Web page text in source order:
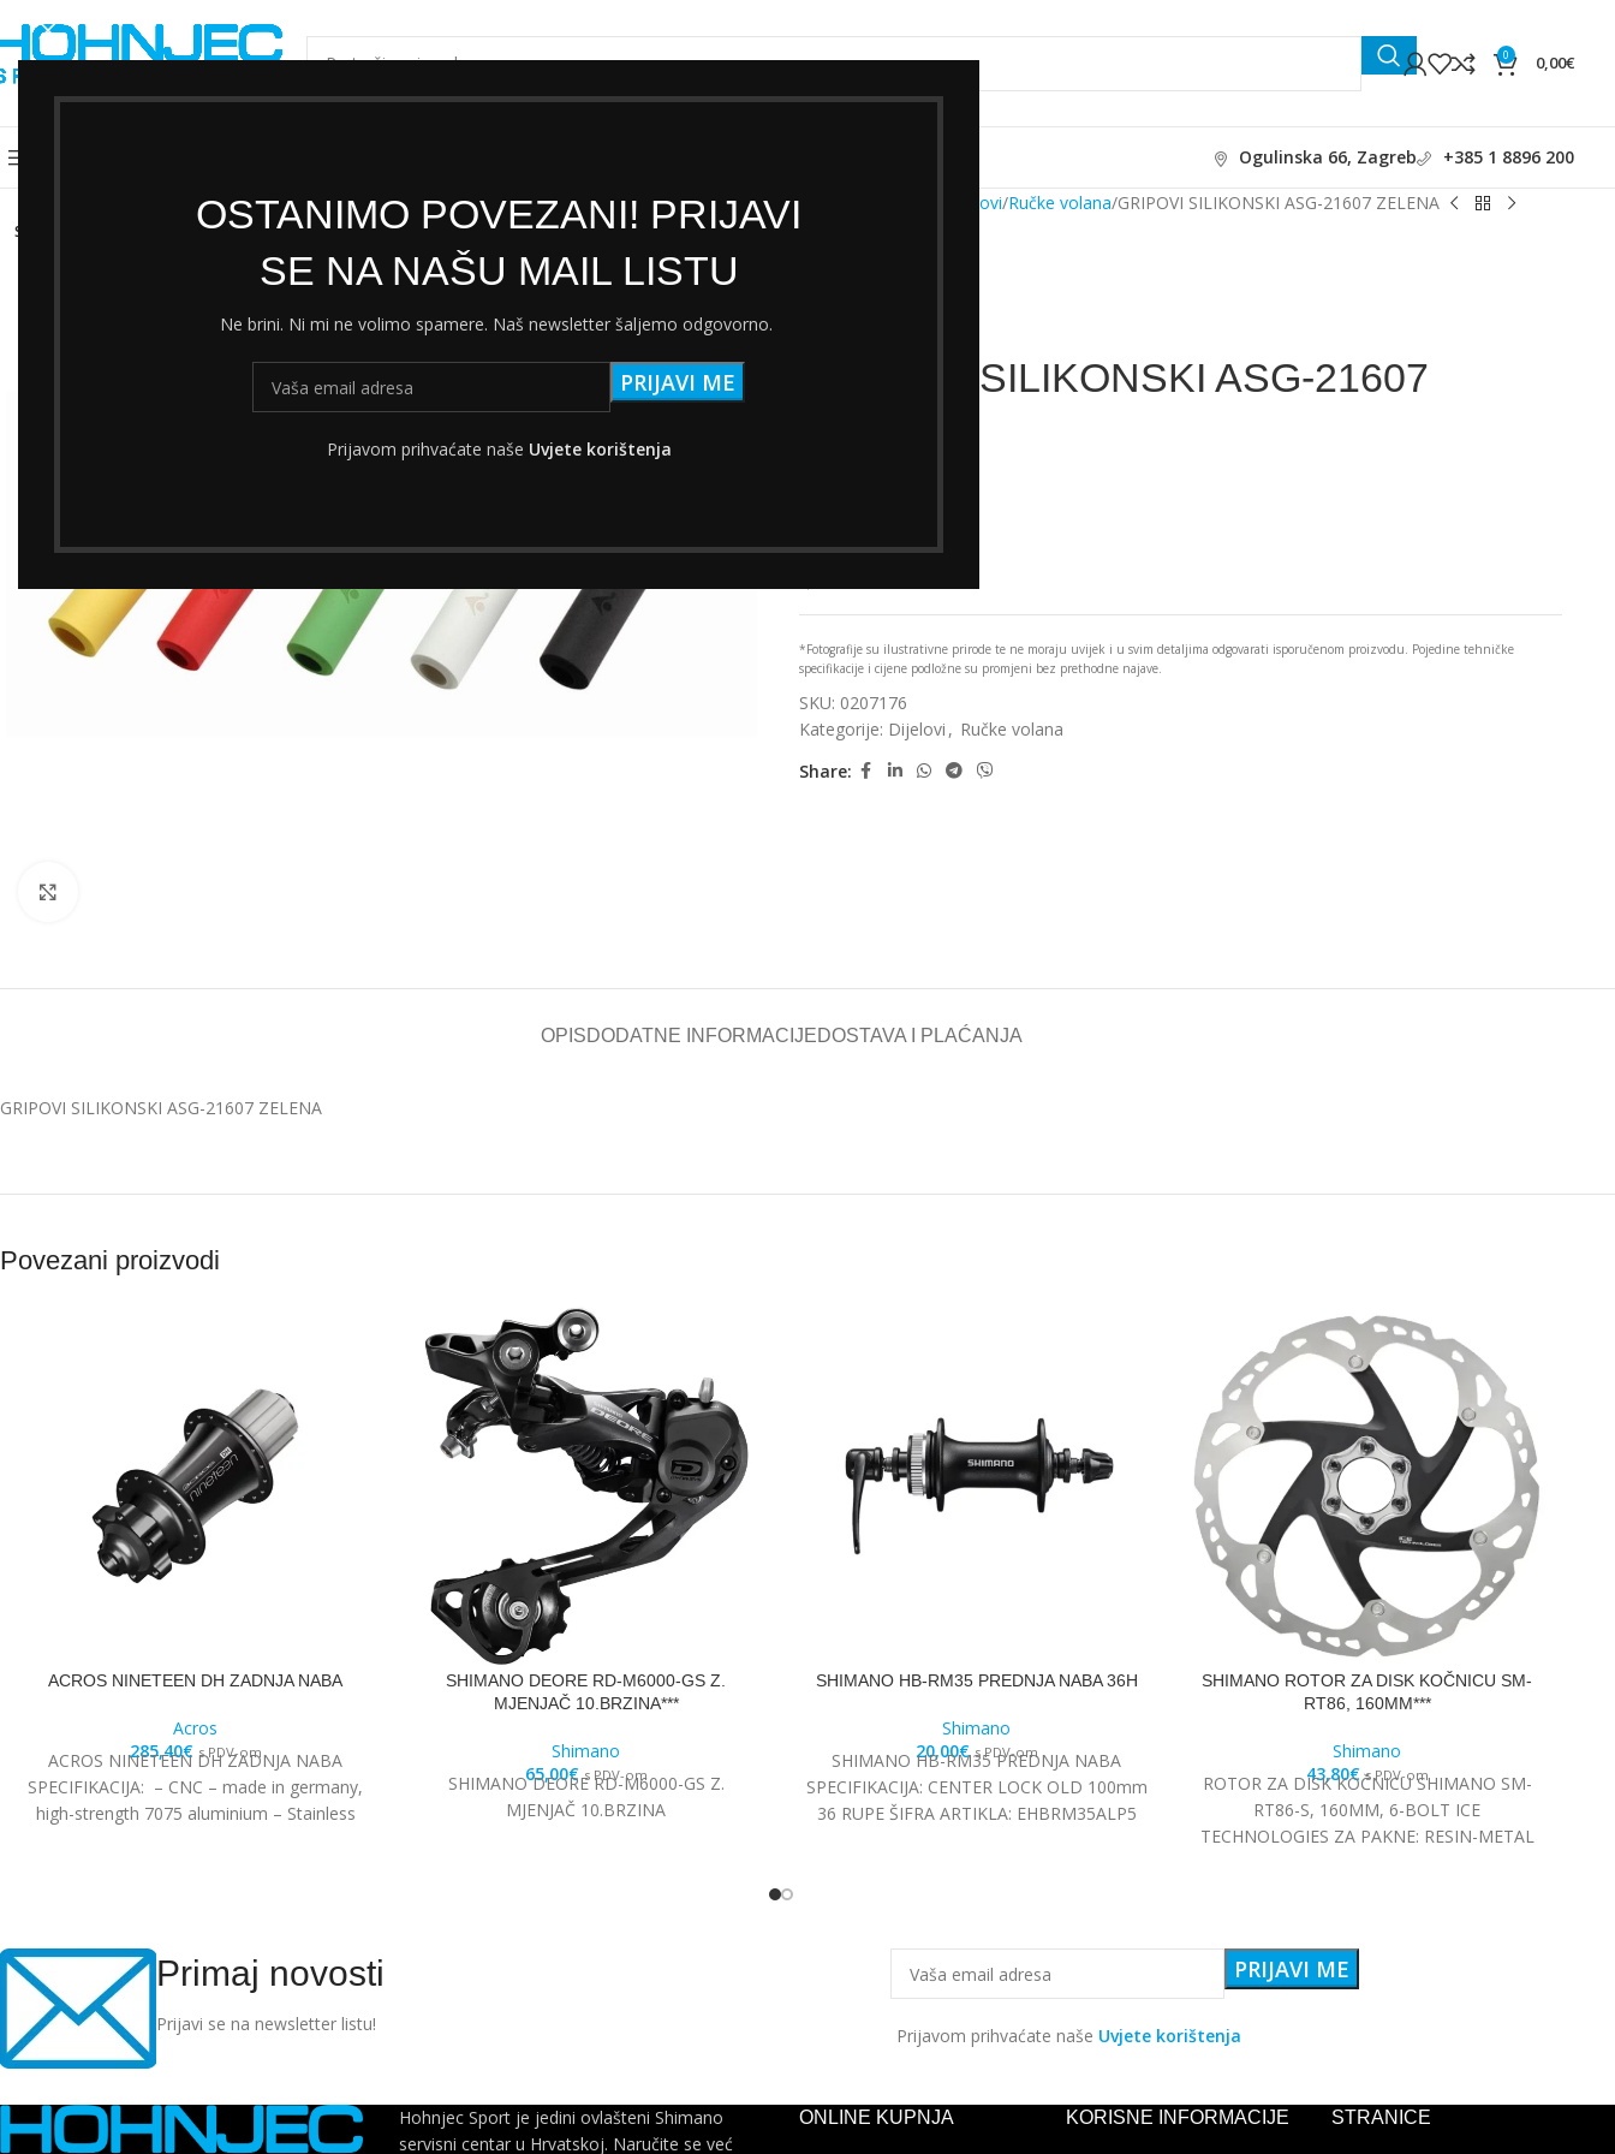
OSTANIMO POVEZANI! PRIJAVI
SE NA NAŠU MAIL LISTU
Ne brini. Ni mi ne volimo spamere. Naš newsletter šaljemo odgovorno.
Prijavom prihvaćate naše Uvjete korištenja
ODABERI KATEGORIJU
0 0,00€
Ogulinska 66, Zagreb +385 1 8896 200
SOLD
Početna Dijelovi Ručke volana GRIPOVI SILIKONSKI ASG-21607 ZELENA
GRIPOVI SILIKONSKI ASG-21607
*Fotografije su ilustrativne prirode te ne moraju uvijek i u svim detaljima odgovarati isporučenom proizvodu. Pojedine tehničke
specifikacije i cijene podložne su promjeni bez prethodne najave.
SKU: 0207176
Kategorije: Dijelovi , Ručke volana
Share:
OPISDODATNE INFORMACIJEDOSTAVA I PLAĆANJA
GRIPOVI SILIKONSKI ASG-21607 ZELENA
Povezani proizvodi
ACROS NINETEEN DH ZADNJA NABA
Acros
285,40€ s PDV-om
ACROS NINETEEN DH ZADNJA NABA
SPECIFIKACIJA: – CNC – made in germany,
high-strength 7075 aluminium – Stainless
SHIMANO DEORE RD-M6000-GS Z.
MJENJAČ 10.BRZINA***
Shimano
65,00€ s PDV-om
SHIMANO DEORE RD-M6000-GS Z.
MJENJAČ 10.BRZINA
SHIMANO HB-RM35 PREDNJA NABA 36H
Shimano
20,00€ s PDV-om
SHIMANO HB-RM35 PREDNJA NABA
SPECIFIKACIJA: CENTER LOCK OLD 100mm
36 RUPE ŠIFRA ARTIKLA: EHBRM35ALP5
SHIMANO ROTOR ZA DISK KOČNICU SM-
RT86, 160MM***
Shimano
43,80€ s PDV-om
ROTOR ZA DISK KOČNICU SHIMANO SM-
RT86-S, 160MM, 6-BOLT ICE
TECHNOLOGIES ZA PAKNE: RESIN-METAL
Primaj novosti
Prijavi se na newsletter listu!
Prijavom prihvaćate naše Uvjete korištenja
Hohnjec Sport je jedini ovlašteni Shimano
servisni centar u Hrvatskoj. Naručite se već
ONLINE KUPNJA KORISNE INFORMACIJE STRANICE